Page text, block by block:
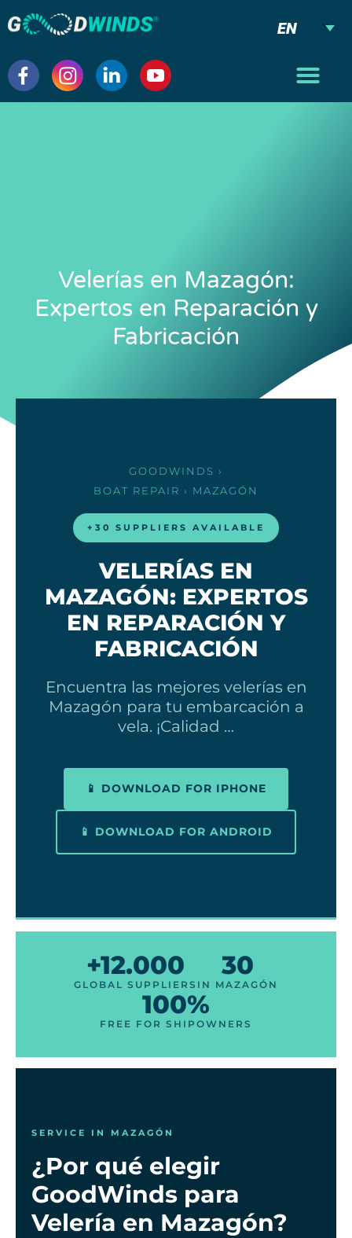
EN
Velerías en Mazagón:
Expertos en Reparación y
Fabricación
GOODWINDS ›
BOAT REPAIR › MAZAGÓN
+30 SUPPLIERS AVAILABLE
VELERÍAS EN
MAZAGÓN: EXPERTOS
EN REPARACIÓN Y
FABRICACIÓN
Encuentra las mejores velerías en
Mazagón para tu embarcación a
vela. ¡Calidad …
📱 DOWNLOAD FOR IPHONE
📱 DOWNLOAD FOR ANDROID
+12.000
GLOBAL SUPPLIERS
30
IN MAZAGÓN
100%
FREE FOR SHIPOWNERS
SERVICE IN MAZAGÓN
¿Por qué elegir
GoodWinds para
Velería en Mazagón?